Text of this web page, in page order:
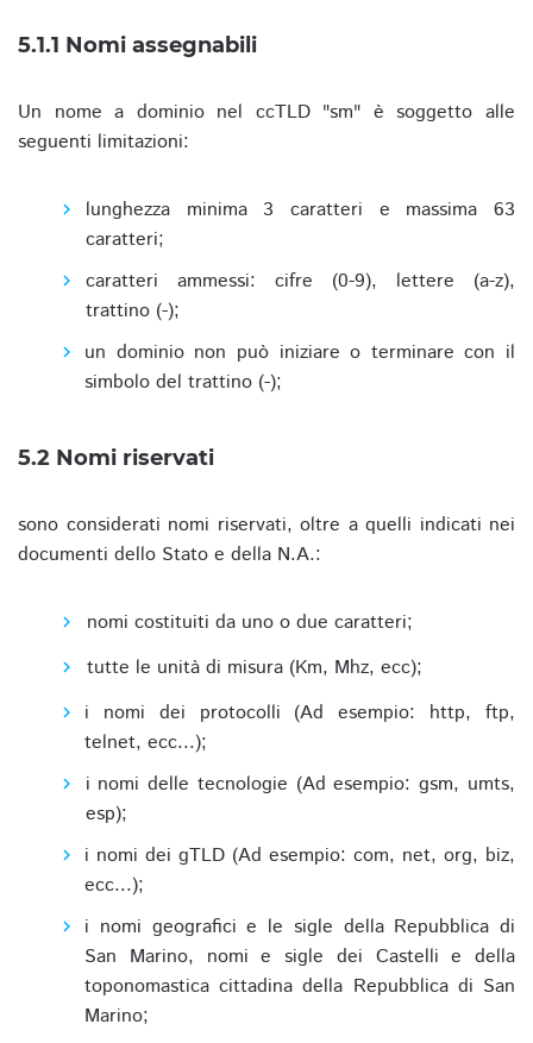
5.1.1 Nomi assegnabili
Un nome a dominio nel ccTLD "sm" è soggetto alle
seguenti limitazioni:
lunghezza minima 3 caratteri e massima 63
caratteri;
caratteri ammessi: cifre (0-9), lettere (a-z),
trattino (-);
un dominio non può iniziare o terminare con il
simbolo del trattino (-);
5.2 Nomi riservati
sono considerati nomi riservati, oltre a quelli indicati nei
documenti dello Stato e della N.A.:
nomi costituiti da uno o due caratteri;
tutte le unità di misura (Km, Mhz, ecc);
i nomi dei protocolli (Ad esempio: http, ftp,
telnet, ecc...);
i nomi delle tecnologie (Ad esempio: gsm, umts,
esp);
i nomi dei gTLD (Ad esempio: com, net, org, biz,
ecc...);
i nomi geografici e le sigle della Repubblica di
San Marino, nomi e sigle dei Castelli e della
toponomastica cittadina della Repubblica di San
Marino;